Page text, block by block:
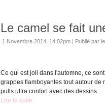
Le camel se fait
1 Novembre 2014, 14:02pm | Publié par
Ce qui est joli dans l'automne, ce
grappes flamboyantes tout autour de
pulls ultra confort avec des dessins...
Lire la suite